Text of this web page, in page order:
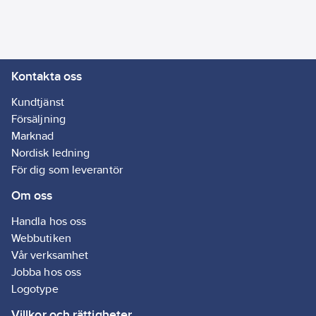
endast när rörelse
känns av. Den tänds
då med 600 lm och
släcks helt 25
sekunder efter att
ingen rörelse längre
Levereras inklusive ej
utbytbar ljuskälla och
markspjut i plast.
Solpanel:
Kontakta oss
Kundtjänst
Försäljning
Marknad
Nordisk ledning
För dig som leverantör
Om oss
Handla hos oss
Webbutiken
Vår verksamhet
Jobba hos oss
Logotype